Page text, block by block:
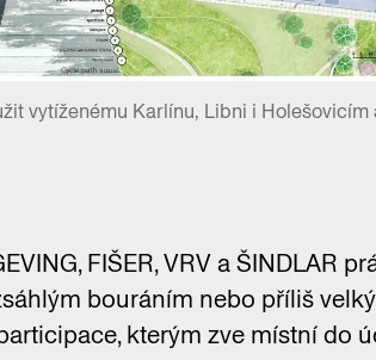
vytíženému Karlínu, Libni i Holešovicím
FIŠER, VRV a ŠINDLAR
bouráním nebo příliš
kterým zve místní do